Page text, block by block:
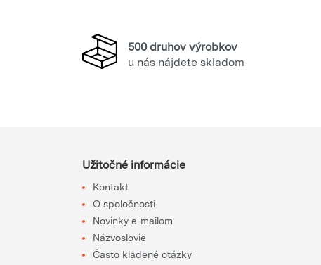
500 druhov výrobkov
u nás nájdete skladom
Užitočné informácie
Kontakt
O spoločnosti
Novinky e-mailom
Názvoslovie
Často kladené otázky